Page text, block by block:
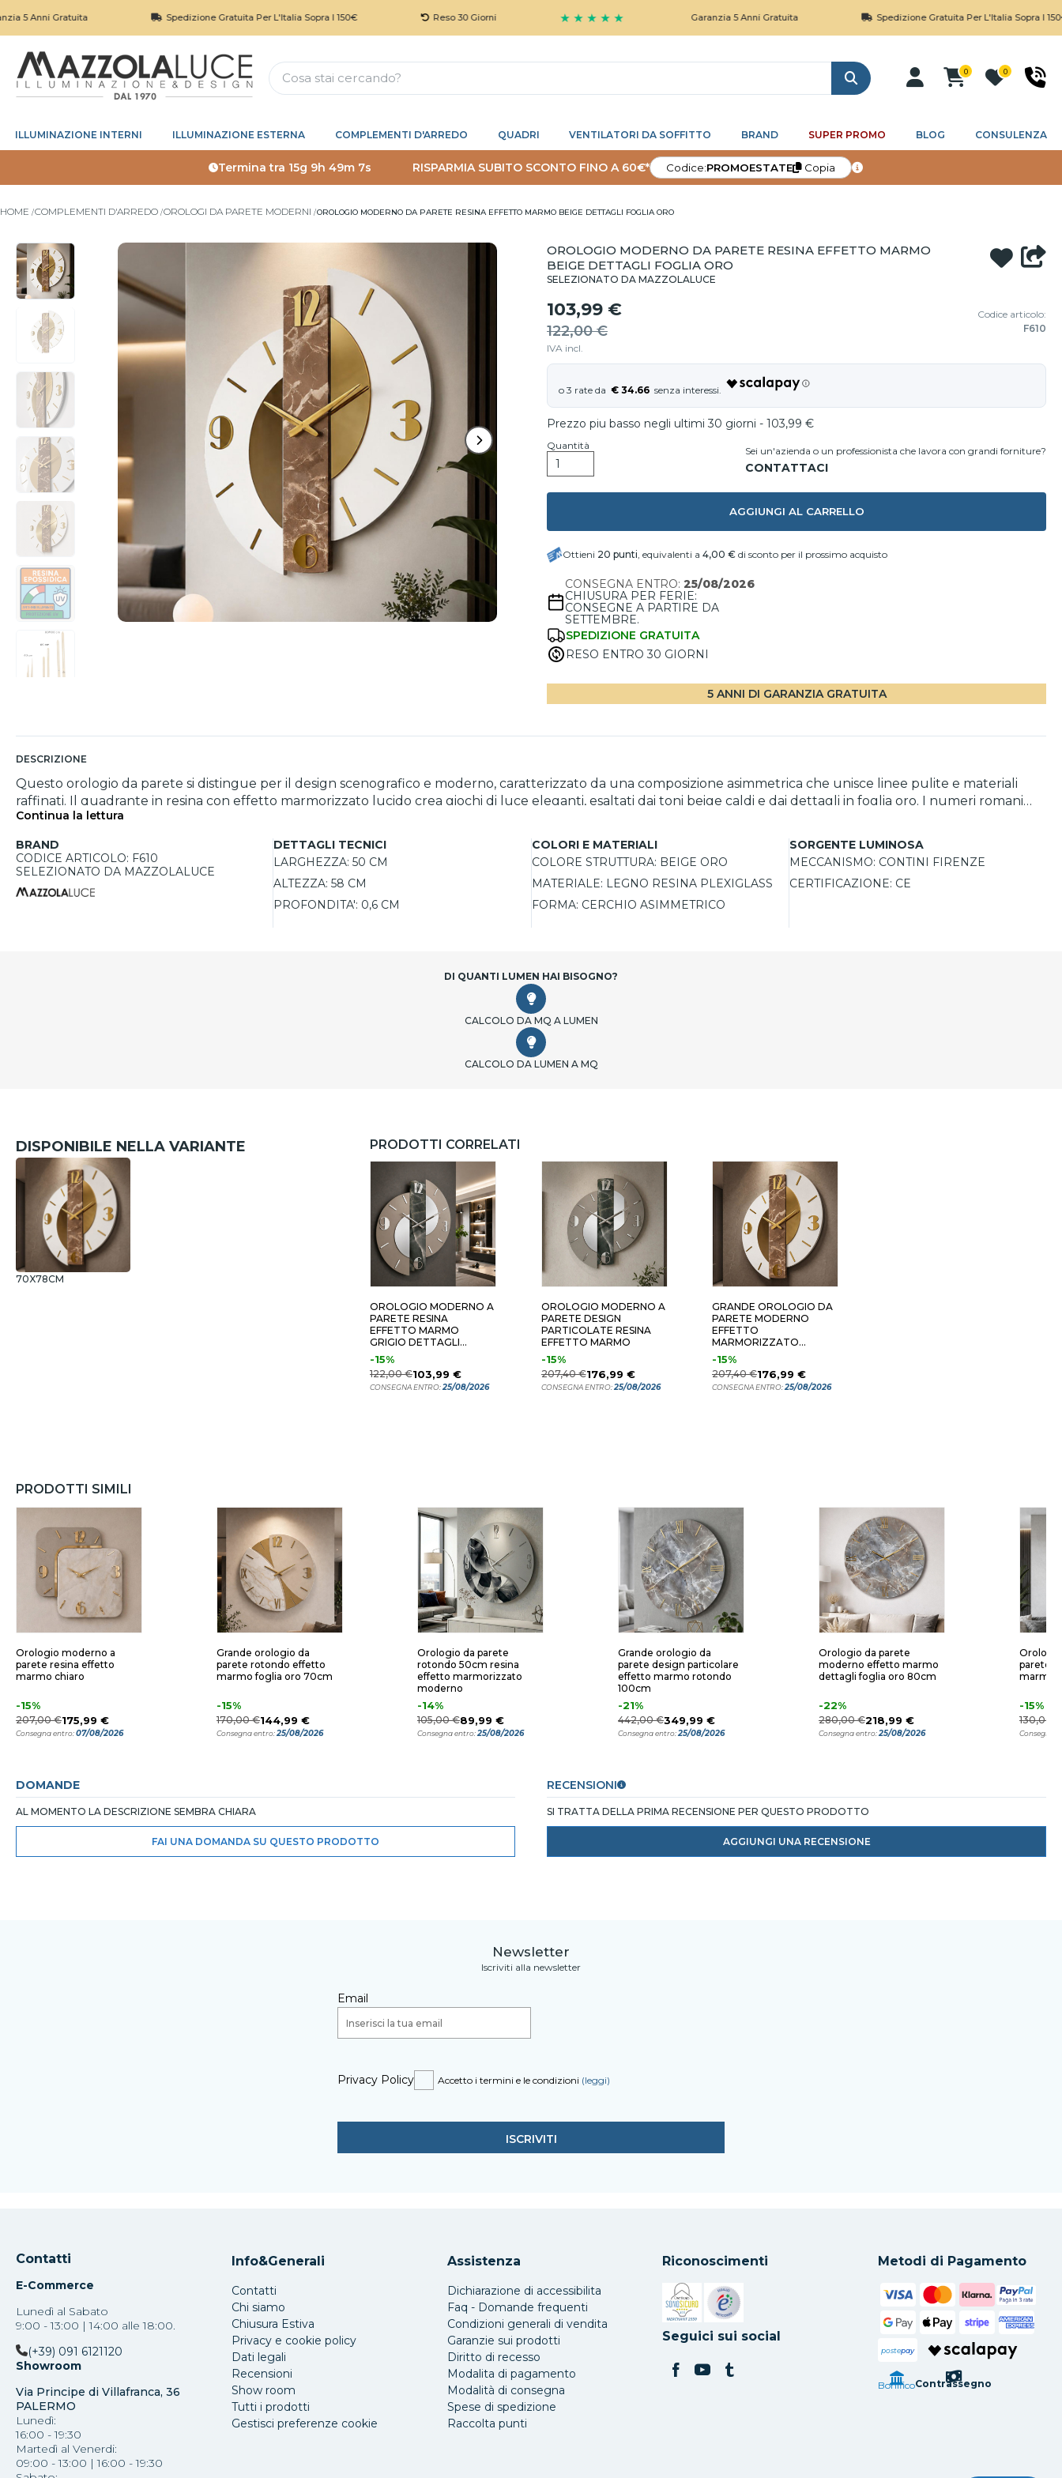
Gratuita Spedizione Gratuita Per L'Italia Sopra I 150€ Reso 30 Giorni ★ ★ ★ ★ ★ Garanzia 5 Anni Gratuita Spedizione Gratuita Per L'Italia Sopra I 150€
Cerca
0 0
ILLUMINAZIONE INTERNI ILLUMINAZIONE ESTERNA COMPLEMENTI D'ARREDO QUADRI VENTILATORI DA SOFFITTO BRAND SUPER PROMO BLOG CONSULENZA
Termina tra 15g 9h 49m 6s RISPARMIA SUBITO SCONTO FINO A 60€* Codice:PROMOESTATE Copia
HOME COMPLEMENTI D'ARREDO OROLOGI DA PARETE MODERNI OROLOGIO MODERNO DA PARETE RESINA EFFETTO MARMO BEIGE DETTAGLI FOGLIA ORO
OROLOGIO MODERNO DA PARETE RESINA EFFETTO MARMO
BEIGE DETTAGLI FOGLIA ORO
SELEZIONATO DA MAZZOLALUCE
103,99 €
122,00 €
IVA incl.
Codice articolo:
F610
€ 34.66
Prezzo piu basso negli ultimi 30 giorni - 103,99 €
Quantità Sei un'azienda o un professionista che lavora con grandi forniture?
AGGIUNGI AL CARRELLO
Ottieni 20 punti, equivalenti a 4,00 € di sconto per il prossimo acquisto
CONSEGNA ENTRO:25/08/2026
CHIUSURA PER FERIE:
CONSEGNE A PARTIRE DA
SETTEMBRE.
SPEDIZIONE GRATUITA
RESO ENTRO 30 GIORNI
5 ANNI DI GARANZIA GRATUITA
DESCRIZIONE
Questo orologio da parete si distingue per il design scenografico e moderno, caratterizzato da una composizione asimmetrica che unisce linee pulite e materiali
raffinati. Il quadrante in resina con effetto marmorizzato lucido crea giochi di luce eleganti, esaltati dai toni beige caldi e dai dettagli in foglia oro. I numeri romani
sovrapposti in plex lucido con finitura specchio oro donano profondità, mentre le lancette in metallo dorato completano l’insieme con stile. Il meccanismo di
movimento Contini Firenze assicura precisione e affidabilità quotidiana. Realizzato su base in legno laccato e rifinito a mano, è ideale per ambienti sofisticati dove
diventa un vero elemento decorativo.
Continua la lettura
BRAND
CODICE ARTICOLO: F610
SELEZIONATO DA MAZZOLALUCE
DETTAGLI TECNICI
LARGHEZZA: 50 CM
ALTEZZA: 58 CM
PROFONDITA': 0,6 CM
COLORI E MATERIALI
COLORE STRUTTURA: BEIGE ORO
MATERIALE: LEGNO RESINA PLEXIGLASS
FORMA: CERCHIO ASIMMETRICO
SORGENTE LUMINOSA
MECCANISMO: CONTINI FIRENZE
CERTIFICAZIONE: CE
DI QUANTI LUMEN HAI BISOGNO?
CALCOLO DA MQ A LUMEN
CALCOLO DA LUMEN A MQ
DISPONIBILE NELLA VARIANTE
70X78CM
PRODOTTI CORRELATI
OROLOGIO MODERNO A
PARETE RESINA
EFFETTO MARMO
GRIGIO DETTAGLI
ARGENTO
-15%
122,00 €103,99 €
CONSEGNA ENTRO:25/08/2026
OROLOGIO MODERNO A
PARETE DESIGN
PARTICOLATE RESINA
EFFETTO MARMO
-15%
207,40 €176,99 €
CONSEGNA ENTRO:25/08/2026
GRANDE OROLOGIO DA
PARETE MODERNO
EFFETTO
MARMORIZZATO
DETTAGLI FOGLIA ORO
-15%
207,40 €176,99 €
CONSEGNA ENTRO:25/08/2026
PRODOTTI SIMILI
Orologio moderno a
parete resina effetto
marmo chiaro
-15%
207,00 €175,99 €
Consegna entro:07/08/2026
Grande orologio da
parete rotondo effetto
marmo foglia oro 70cm
-15%
170,00 €144,99 €
Consegna entro:25/08/2026
Orologio da parete
rotondo 50cm resina
effetto marmorizzato
moderno
-14%
105,00 €89,99 €
Consegna entro:25/08/2026
Grande orologio da
parete design particolare
effetto marmo rotondo
100cm
-21%
442,00 €349,99 €
Consegna entro:25/08/2026
Orologio da parete
moderno effetto marmo
dettagli foglia oro 80cm
-22%
280,00 €218,99 €
Consegna entro:25/08/2026
parete
marmo
-15%
130,00 €
Consegna
DOMANDE
AL MOMENTO LA DESCRIZIONE SEMBRA CHIARA
FAI UNA DOMANDA SU QUESTO PRODOTTO
RECENSIONI
SI TRATTA DELLA PRIMA RECENSIONE PER QUESTO PRODOTTO
AGGIUNGI UNA RECENSIONE
Newsletter
Iscriviti alla newsletter
Email
Privacy Policy Accetto i termini e le condizioni (leggi)
Contatti
E-Commerce
Lunedì al Sabato
9:00 - 13:00 | 14:00 alle 18:00.
(+39) 091 6121120
Showroom
Via Principe di Villafranca, 36
PALERMO
Lunedì:
16:00 - 19:30
Martedì al Venerdi:
09:00 - 13:00 | 16:00 - 19:30
Info&Generali
Contatti
Chi siamo
Chiusura Estiva
Privacy e cookie policy
Dati legali
Recensioni
Show room
Tutti i prodotti
Gestisci preferenze cookie
Assistenza
Dichiarazione di accessibilita
Faq - Domande frequenti
Condizioni generali di vendita
Garanzie sui prodotti
Diritto di recesso
Modalita di pagamento
Modalità di consegna
Spese di spedizione
Raccolta punti
Riconoscimenti
Si apre in una nuova scheda
Si apre in una nuova scheda
Seguici sui social
Metodi di Pagamento
postepay
BonificoContrassegno